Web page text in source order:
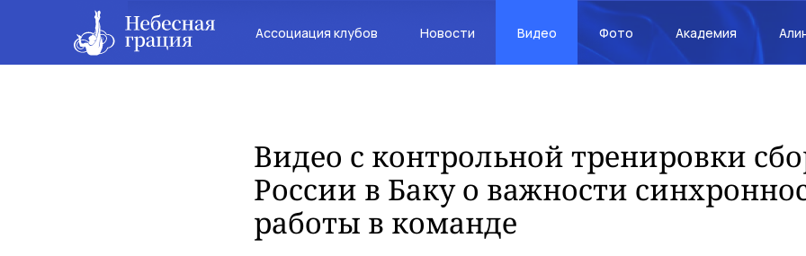
Ассоциация клубов Новости Видео Фото Академия
Видео с контрольной тренировки
России в Баку о важности
работы в команде